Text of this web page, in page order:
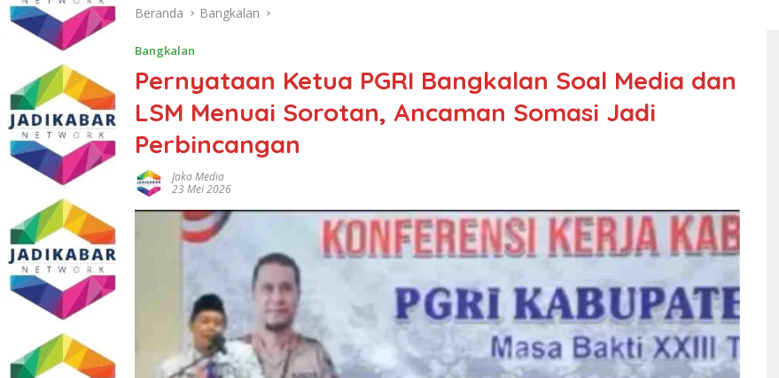
Beranda Bangkalan
Bangkalan
Pernyataan Ketua PGRI Bangkalan Soal Media dan
LSM Menuai Sorotan, Ancaman Somasi Jadi
Perbincangan
Jaka Media
23 Mei 2026